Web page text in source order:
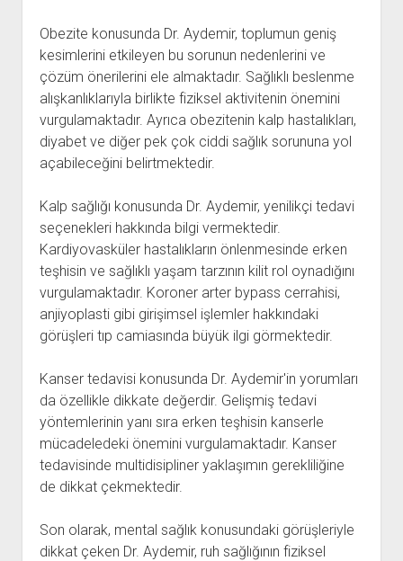
Obezite konusunda Dr. Aydemir, toplumun geniş
kesimlerini etkileyen bu sorunun nedenlerini ve
çözüm önerilerini ele almaktadır. Sağlıklı beslenme
alışkanlıklarıyla birlikte fiziksel aktivitenin önemini
vurgulamaktadır. Ayrıca obezitenin kalp hastalıkları,
diyabet ve diğer pek çok ciddi sağlık sorununa yol
açabileceğini belirtmektedir.
Kalp sağlığı konusunda Dr. Aydemir, yenilikçi tedavi
seçenekleri hakkında bilgi vermektedir.
Kardiyovasküler hastalıkların önlenmesinde erken
teşhisin ve sağlıklı yaşam tarzının kilit rol oynadığını
vurgulamaktadır. Koroner arter bypass cerrahisi,
anjiyoplasti gibi girişimsel işlemler hakkındaki
görüşleri tıp camiasında büyük ilgi görmektedir.
Kanser tedavisi konusunda Dr. Aydemir'in yorumları
da özellikle dikkate değerdir. Gelişmiş tedavi
yöntemlerinin yanı sıra erken teşhisin kanserle
mücadeledeki önemini vurgulamaktadır. Kanser
tedavisinde multidisipliner yaklaşımın gerekliliğine
de dikkat çekmektedir.
Son olarak, mental sağlık konusundaki görüşleriyle
dikkat çeken Dr. Aydemir, ruh sağlığının fiziksel